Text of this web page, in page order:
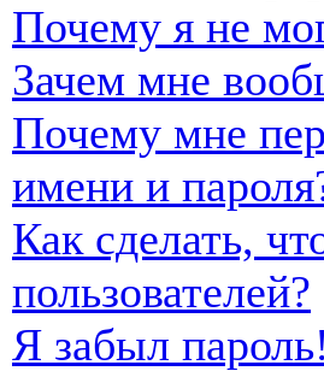
Почему я не
Зачем мне
Почему мне
имени и
Как сделать,
пользователей?
Я забыл пароль!